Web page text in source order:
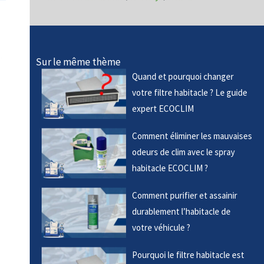
Sur le même thème
Quand et pourquoi changer
votre filtre habitacle ? Le guide
expert ECOCLIM
Comment éliminer les mauvaises
odeurs de clim avec le spray
habitacle ECOCLIM ?
Comment purifier et assainir
durablement l’habitacle de
votre véhicule ?
Pourquoi le filtre habitacle est